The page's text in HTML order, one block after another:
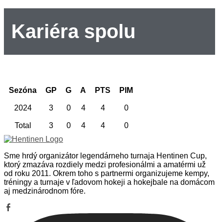
Kariéra spolu
Sezóna GP G A PTS PIM
2024 3 0 4 4 0
Total 3 0 4 4 0
Sme hrdý organizátor legendárneho turnaja Hentinen Cup,
ktorý zmazáva rozdiely medzi profesionálmi a amatérmi už
od roku 2011. Okrem toho s partnermi organizujeme kempy,
tréningy a turnaje v ľadovom hokeji a hokejbale na domácom
aj medzinárodnom fóre.